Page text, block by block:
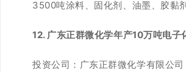
3500吨涂料、固化剂、油墨、胶黏剂
12. 广东正群微化学年产10万吨电子
投资公司：广东正群微化学有限公司